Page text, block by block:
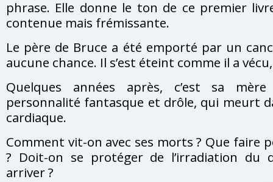
phrase. Elle donne le ton de ce premier
contenue mais frémissante.
Le père de Bruce a été emporté par un
aucune chance. Il s’est éteint comme il a
Quelques années après, c’est sa
personnalité fantasque et drôle, qui meurt
cardiaque.
Comment vit-on avec ses morts ? Que faire
? Doit-on se protéger de l’irradiation du
arriver ?